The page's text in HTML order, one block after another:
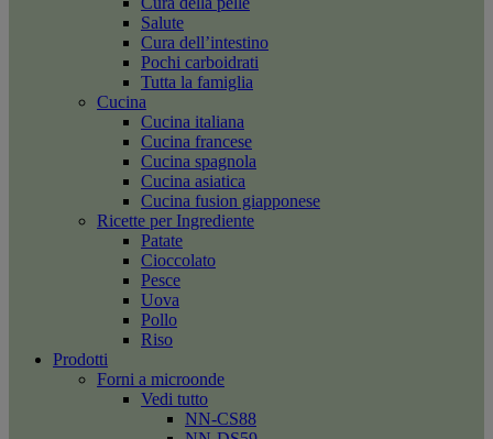
Salute
Cura dell’intestino
Pochi carboidrati
Tutta la famiglia
Cucina
Cucina italiana
Cucina francese
Cucina spagnola
Cucina asiatica
Cucina fusion giapponese
Ricette per Ingrediente
Patate
Cioccolato
Pesce
Uova
Pollo
Riso
Prodotti
Forni a microonde
Vedi tutto
NN-CS88